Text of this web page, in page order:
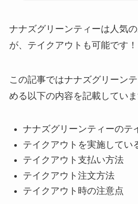
ナナズグリーンティーは人気
が、テイクアウトも可能です！
この記事ではナナズグリーン
める以下の内容を記載していま
ナナズグリーンティーのテ
テイクアウトを実施してい
テイクアウト支払い方法
テイクアウト注文方法
テイクアウト時の注意点